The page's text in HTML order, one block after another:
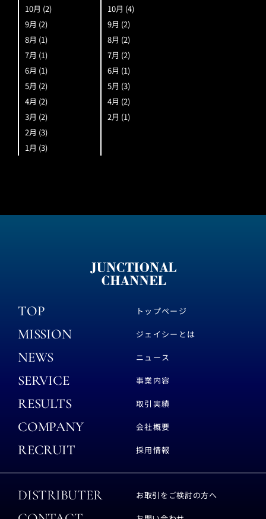
10月 (2)
9月 (2)
8月 (1)
7月 (1)
6月 (1)
5月 (2)
4月 (2)
3月 (2)
2月 (3)
1月 (3)
10月 (4)
9月 (2)
8月 (2)
7月 (2)
6月 (1)
5月 (3)
4月 (2)
2月 (1)
TOP トップページ
MISSION ジェイシーとは
NEWS ニュース
SERVICE 事業内容
RESULTS 取引実績
COMPANY 会社概要
RECRUIT 採用情報
DISTRIBUTER お取引をご検討の方へ